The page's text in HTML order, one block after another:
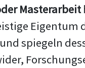
Masterarbeit
Eigentum
spiegeln